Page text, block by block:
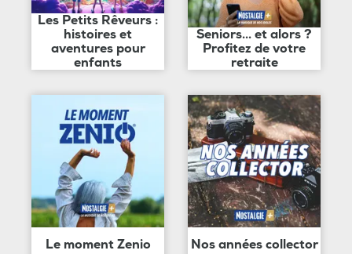
Les Petits Rêveurs :
histoires et
aventures pour
enfants
Seniors... et alors ?
Profitez de votre
retraite
Le moment Zenio Nos années collector